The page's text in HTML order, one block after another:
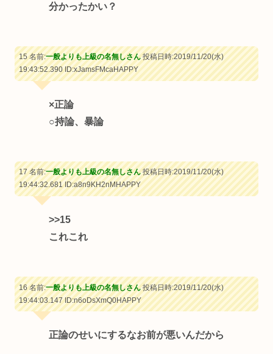
分かったかい？
15 名前:一般よりも上級の名無しさん投稿日時:2019/11/20(水)
19:43:52.390ID:xJamsFMcaHAPPY
×正論
○持論、暴論
17 名前:一般よりも上級の名無しさん投稿日時:2019/11/20(水)
19:44:32.681ID:a8n9KH2nMHAPPY
>>15
これこれ
16 名前:一般よりも上級の名無しさん投稿日時:2019/11/20(水)
19:44:03.147ID:n6oDsXmQ0HAPPY
正論のせいにするなお前が悪いんだから